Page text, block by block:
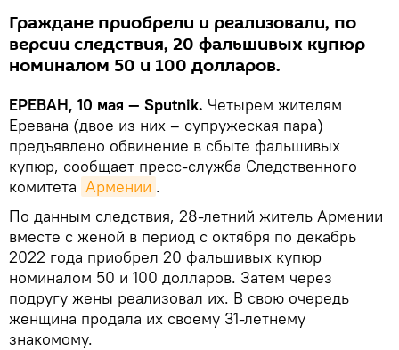
Граждане приобрели и реализовали, по
версии следствия, 20 фальшивых купюр
номиналом 50 и 100 долларов.
ЕРЕВАН, 10 мая — Sputnik. Четырем жителям
Еревана (двое из них – супружеская пара)
предъявлено обвинение в сбыте фальшивых
купюр, сообщает пресс-служба Следственного
комитета Армении .
По данным следствия, 28-летний житель Армении
вместе с женой в период с октября по декабрь
2022 года приобрел 20 фальшивых купюр
номиналом 50 и 100 долларов. Затем через
подругу жены реализовал их. В свою очередь
женщина продала их своему 31-летнему
знакомому.